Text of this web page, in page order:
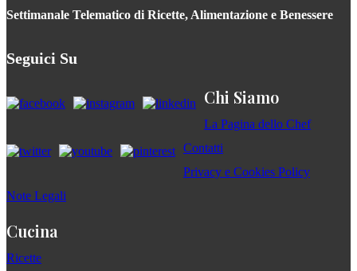
Settimanale Telematico di Ricette, Alimentazione e Benessere
Seguici Su
Chi Siamo
La Pagina dello Chef
Contatti
Privacy e Cookies Policy
Note Legali
Cucina
Ricette